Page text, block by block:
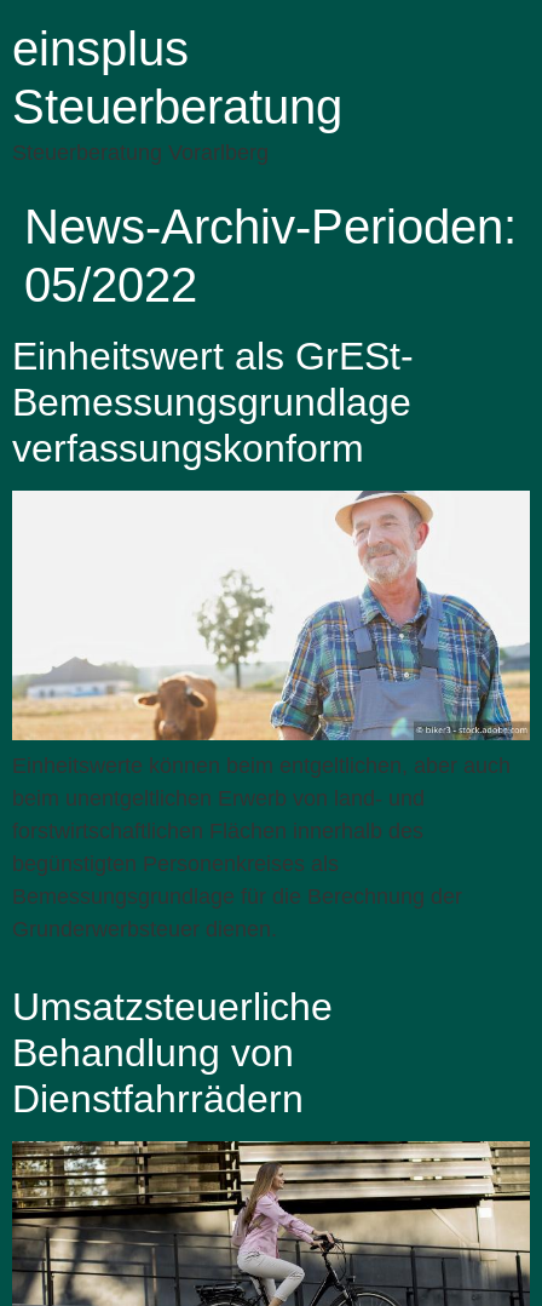
einsplus
Steuerberatung
Steuerberatung Vorarlberg
News-Archiv-Perioden:
05/2022
Einheitswert als GrESt-
Bemessungsgrundlage
verfassungskonform
Einheitswerte können beim entgeltlichen, aber auch
beim unentgeltlichen Erwerb von land- und
forstwirtschaftlichen Flächen innerhalb des
begünstigten Personenkreises als
Bemessungsgrundlage für die Berechnung der
Grunderwerbsteuer dienen.
Umsatzsteuerliche
Behandlung von
Dienstfahrrädern